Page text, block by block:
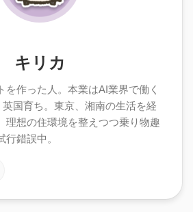
キリカ
を作った人。本業はAI業界で働く
国育ち。東京、湘南の生活を経
理想の住環境を整えつつ乗り物趣
錯誤中。